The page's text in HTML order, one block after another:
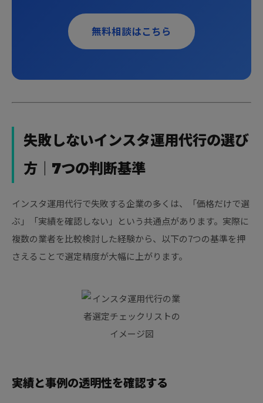
無料相談はこちら
失敗しないインスタ運用代行の選び
方｜7つの判断基準
インスタ運用代行で失敗する企業の多くは、「価格だけで選
ぶ」「実績を確認しない」という共通点があります。実際に
複数の業者を比較検討した経験から、以下の7つの基準を押
さえることで選定精度が大幅に上がります。
実績と事例の透明性を確認する